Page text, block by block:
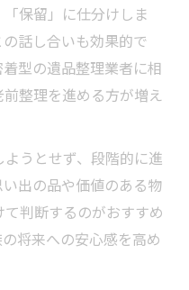
保留」に仕分けしま
話し合いも効果的で
型の遺品整理業者に相
整理を進める方が増え
うとせず、段階的に進
出の品や価値のある物
判断するのがおすすめ
将来への安心感を高め